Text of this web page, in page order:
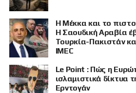
Η Μέκκα και το
Η Σαουδική Αραβία
Τουρκία-Πακιστάν
IMEC
Le Point : Πώς η
ισλαμιστικά δίκτυα
Ερντογάν